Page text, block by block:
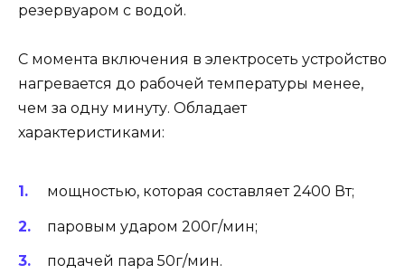
резервуаром с водой.
С момента включения в электросеть устройство
нагревается до рабочей температуры менее,
чем за одну минуту. Обладает
характеристиками:
мощностью, которая составляет 2400 Вт;
паровым ударом 200г/мин;
подачей пара 50г/мин.